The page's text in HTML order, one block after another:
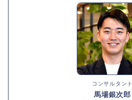
コンサルタント
馬場銀次郎